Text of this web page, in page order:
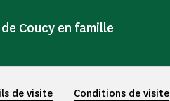
Coucy en famille
de visite Conditions de visite